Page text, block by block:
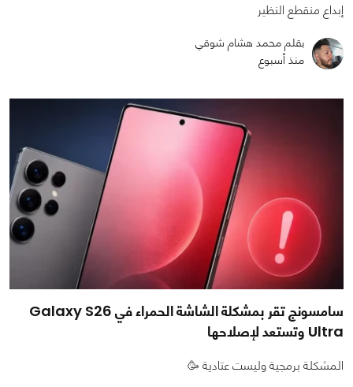
إبداع منقطع النظير
بقلم محمد هشام شوقي
منذ أسبوع
سامسونج تقر بمشكلة الشاشة الحمراء في Galaxy S26
Ultra وتستعد لإصلاحها
المشكلة برمجية وليست عتادية 🥳